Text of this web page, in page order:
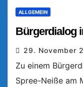
ALLGEMEIN
Bürgerdialog
29. November
Zu einem
Spree-Neiße am